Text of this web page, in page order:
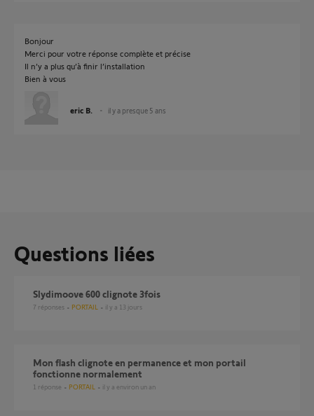
Bonjour
Merci pour votre réponse complète et précise
Il n’y a plus qu’à finir l’installation
Bien à vous
eric B. il y a presque 5 ans
Questions liées
Slydimoove 600 clignote 3fois
7 réponses PORTAIL il y a 13 jours
Mon flash clignote en permanence et mon portail
fonctionne normalement
1 réponse PORTAIL il y a environ un an